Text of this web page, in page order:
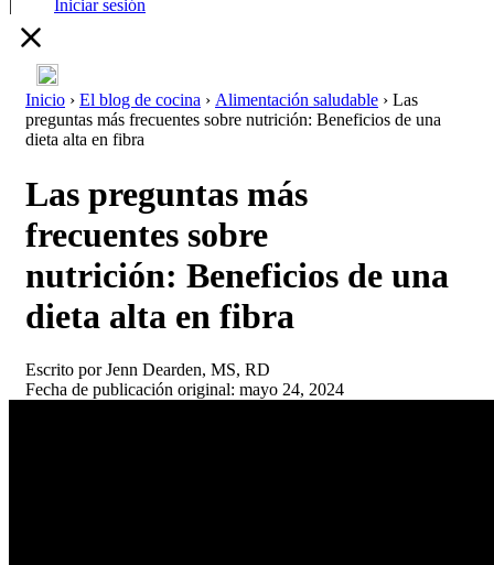
| Iniciar sesión
Inicio › El blog de cocina › Alimentación saludable › Las
preguntas más frecuentes sobre nutrición: Beneficios de una
dieta alta en fibra
Las preguntas más
frecuentes sobre
nutrición: Beneficios de una
dieta alta en fibra
Escrito porJenn Dearden, MS, RD
Fecha de publicación original: mayo 24, 2024